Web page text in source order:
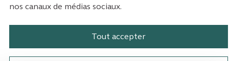
nos canaux de médias sociaux.
Tout accepter
Mentions légales
Paramètres des cookies
Plateforme de participation de la
Plateforme de participation de la
Plateforme de participation
Plateforme de